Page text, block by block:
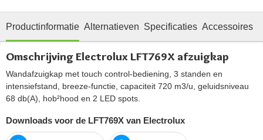
Productinformatie Alternatieven Specificaties Accessoires
Omschrijving Electrolux LFT769X afzuigkap
Wandafzuigkap met touch control-bediening, 3 standen en
intensiefstand, breeze-functie, capaciteit 720 m3/u, geluidsniveau
68 db(A), hob²hood en 2 LED spots.
Downloads voor de LFT769X van Electrolux